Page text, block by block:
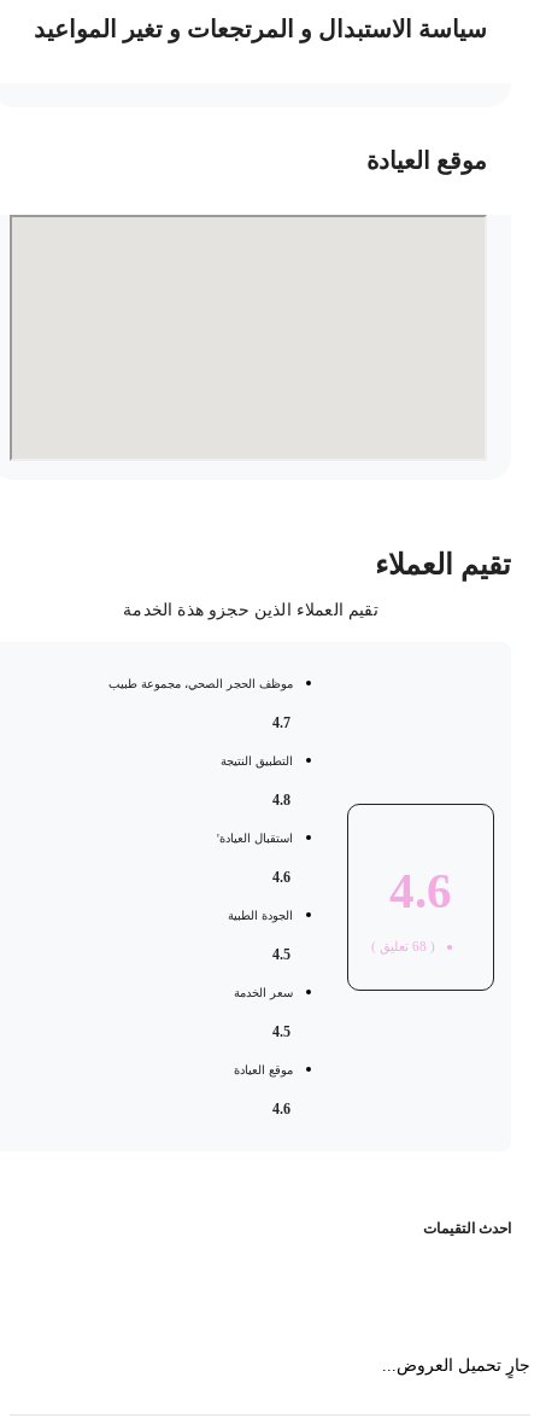
سياسة الاستبدال و المرتجعات و تغير المواعيد
موقع العيادة
العملاء
تقيم العملاء الذين حجزو هذة الخدمة
4.6
68 تعليق )
موظف الحجر الصحي، مجموعة طبيب
التطبيق النتيجة
استقبال العيادة'
الجودة الطبية
سعر الخدمة
موقع العيادة
التقيمات
تحميل العروض...